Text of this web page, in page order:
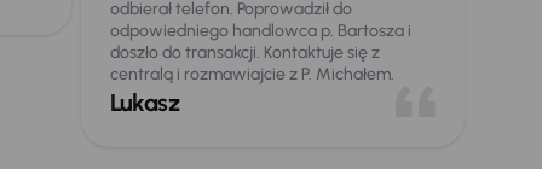
odbierał telefon. Poprowadził do
odpowiedniego handlowca p. Bartosza i
doszło do transakcji. Kontaktuje się z
centralą i rozmawiajcie z P. Michałem.
Lukasz